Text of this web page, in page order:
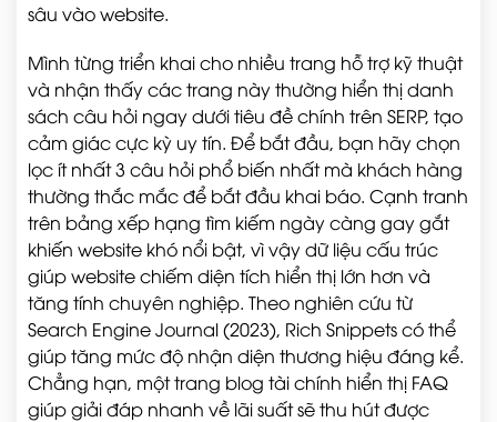
sâu vào website.
Mình từng triển khai cho nhiều trang hỗ trợ kỹ thuật
và nhận thấy các trang này thường hiển thị danh
sách câu hỏi ngay dưới tiêu đề chính trên SERP, tạo
cảm giác cực kỳ uy tín. Để bắt đầu, bạn hãy chọn
lọc ít nhất 3 câu hỏi phổ biến nhất mà khách hàng
thường thắc mắc để bắt đầu khai báo. Cạnh tranh
trên bảng xếp hạng tìm kiếm ngày càng gay gắt
khiến website khó nổi bật, vì vậy dữ liệu cấu trúc
giúp website chiếm diện tích hiển thị lớn hơn và
tăng tính chuyên nghiệp. Theo nghiên cứu từ
Search Engine Journal (2023), Rich Snippets có thể
giúp tăng mức độ nhận diện thương hiệu đáng kể.
Chẳng hạn, một trang blog tài chính hiển thị FAQ
giúp giải đáp nhanh về lãi suất sẽ thu hút được